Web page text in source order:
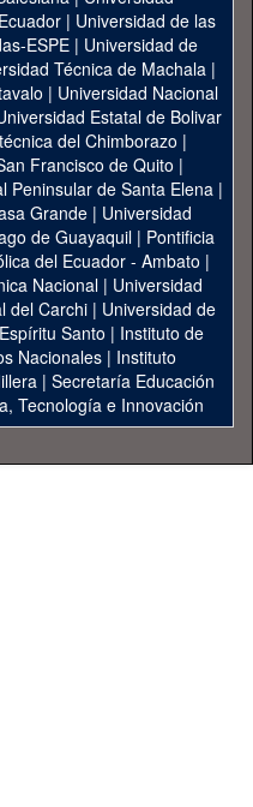
| Universidad de las
ESPE | Universidad de
Técnica de Machala|
| Universidad Nacional
Estatal de Bolivar
del Chimborazo |
Francisco de Quito |
Peninsular de Santa Elena|
Grande | Universidad
de Guayaquil| Pontificia
del Ecuador - Ambato |
Nacional| Universidad
del Carchi| Universidad de
Santo | Instituto de
Nacionales | Instituto
| Secretaría Educación
Tecnología e Innovación